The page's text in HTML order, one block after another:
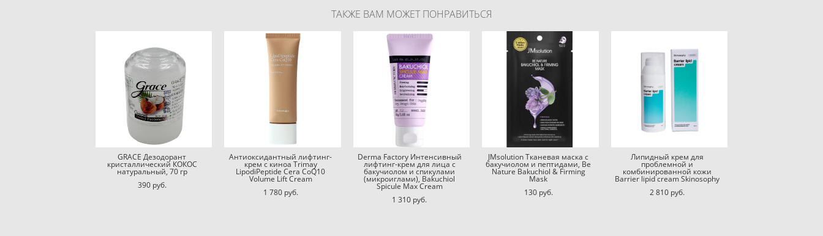
ТАКЖЕ ВАМ МОЖЕТ ПОНРАВИТЬСЯ
GRACE Дезодорант
кристаллический КОКОС
натуральный, 70 гр
390 pуб.
Антиоксидантный лифтинг-
крем с киноа Trimay
LipodiPeptide Cera CoQ10
Volume Lift Cream
1 780 pуб.
Derma Factory Интенсивный
лифтинг-крем для лица с
бакучиолом и спикулами
(микроиглами), Bakuchiol
Spicule Max Cream
1 310 pуб.
JMsolution Тканевая маска с
бакучиолом и пептидами, Be
Nature Bakuchiol & Firming
Mask
130 pуб.
Липидный крем для
проблемной и
комбинированной кожи
Barrier lipid cream Skinosophy
2 810 pуб.